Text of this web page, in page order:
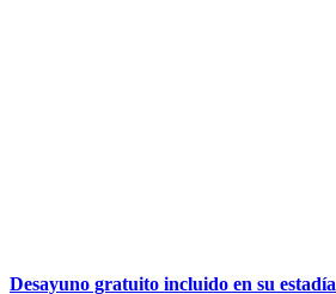
Desayuno gratuito incluido en su estadía